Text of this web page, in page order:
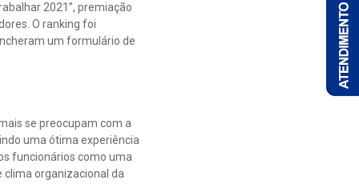
2021”, premiação
O ranking foi
um formulário de
se preocupam com a
uma ótima experiência
funcionários como uma
clima organizacional da